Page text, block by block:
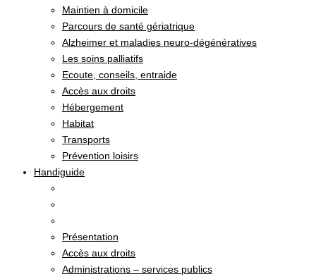
Maintien à domicile
Parcours de santé gériatrique
Alzheimer et maladies neuro-dégénératives
Les soins palliatifs
Ecoute, conseils, entraide
Accès aux droits
Hébergement
Habitat
Transports
Prévention loisirs
Handiguide
Présentation
Accès aux droits
Administrations – services publics